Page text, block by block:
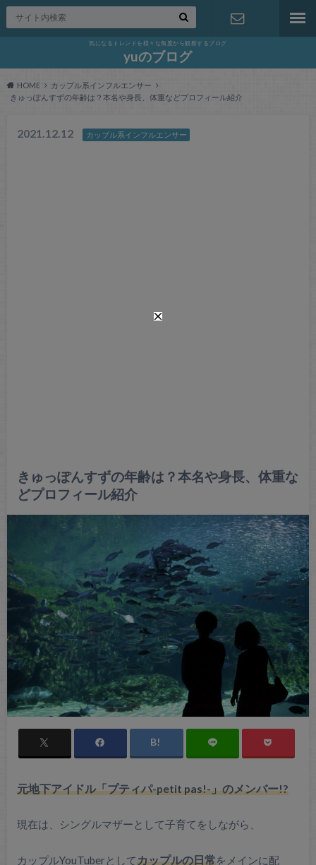
気になるトレンドを様々な角度から観察するブログ
yuのブログ
HOME
カップル系インフルエンサー
きゅっぽんすずの年齢は？本名や身長、体重などプロフィール紹介
2021.12.12 カップル系インフルエンサー
きゅっぽんすずの年齢は？本名や身長、体重な
どプロフィール紹介
元地下アイドル「プティパ-petit pas!-」のメンバー!?
現在は、シングルマザーとして子育てをしながら、
カップルYouTuberとしてカップルの日常をメインに配